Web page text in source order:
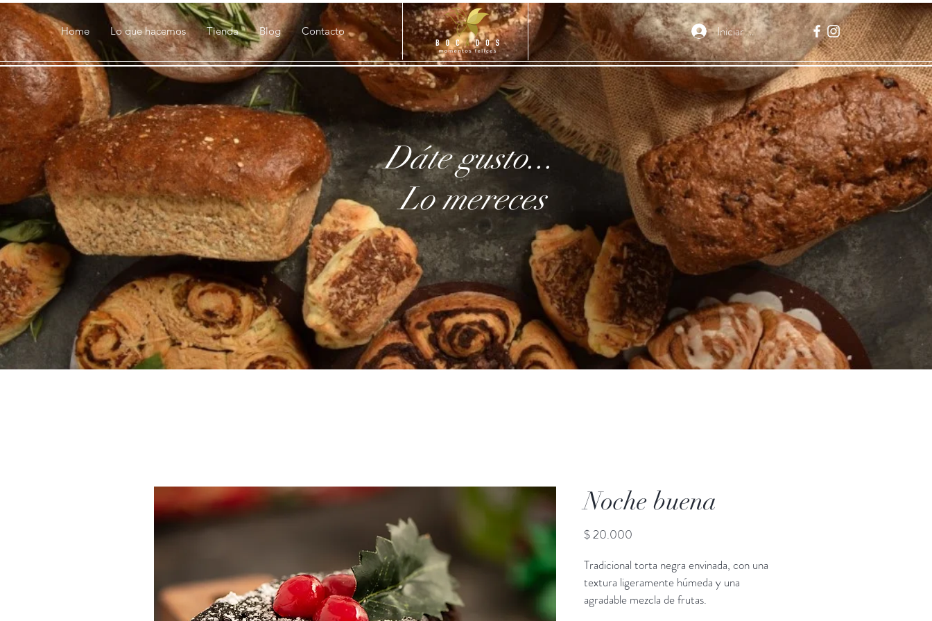
Home Lo que hacemos Tienda Blog Contacto Iniciar sesión
Dáte gusto...
Lo mereces
Noche buena
$ 20.000
Tradicional torta negra envinada, con una
textura ligeramente húmeda y una
agradable mezcla de frutas.